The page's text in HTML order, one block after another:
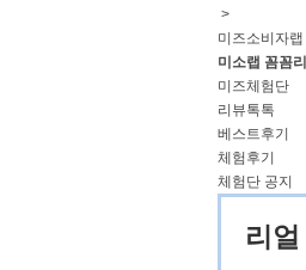
>
미즈소비자랩
미소랩 꼼꼼
미즈체험단
리뷰톡톡
베스트후기
체험후기
체험단 공지
리